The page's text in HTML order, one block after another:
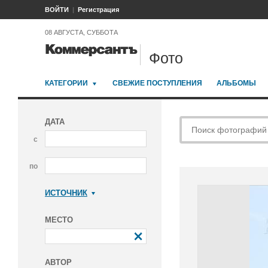
ВОЙТИ Регистрация
08 АВГУСТА, СУББОТА
Фото
КАТЕГОРИИ СВЕЖИЕ ПОСТУПЛЕНИЯ АЛЬБОМЫ
ДАТА
с
по
ИСТОЧНИК
МЕСТО
АВТОР